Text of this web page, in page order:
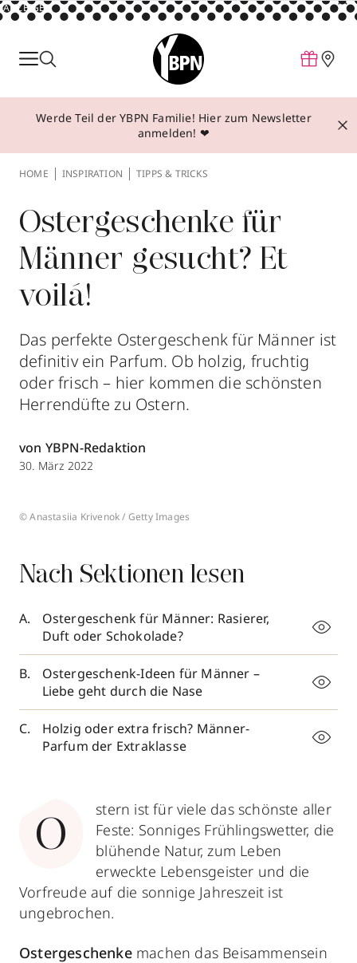
ANZEIGE
Parfum
Make-up
Behandlungen
Über YBPN
Aktionen
Storefinder
Werde Teil der YBPN Familie! Hier zum Newsletter
anmelden! ❤
HOME INSPIRATION TIPPS & TRICKS
Ostergeschenke für
Männer gesucht? Et
voilá!
Das perfekte Ostergeschenk für Männer ist
definitiv ein Parfum. Ob holzig, fruchtig
oder frisch – hier kommen die schönsten
Herrendüfte zu Ostern.
von YBPN-Redaktion
30. März 2022
© Anastasiia Krivenok / Getty Images
Nach Sektionen lesen
Ostergeschenk für Männer: Rasierer,
Duft oder Schokolade?
Ostergeschenk-Ideen für Männer –
Liebe geht durch die Nase
Holzig oder extra frisch? Männer-
Parfum der Extraklasse
O
stern ist für viele das schönste aller
Feste: Sonniges Frühlingswetter, die
blühende Natur, zum Leben
erweckte Lebensgeister und die
Vorfreude auf die sonnige Jahreszeit ist
ungebrochen.
Ostergeschenkemachen das Beisammensein